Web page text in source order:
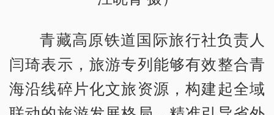
青藏高原铁道国际旅行社负责人
闫琦表示，旅游专列能够有效整合青
海沿线碎片化文旅资源，构建起全域